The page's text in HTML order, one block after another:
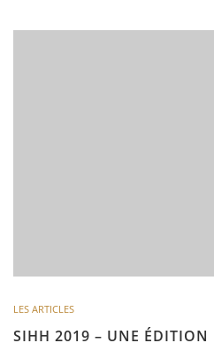
LES ARTICLES
SIHH 2019 – UNE ÉDITION